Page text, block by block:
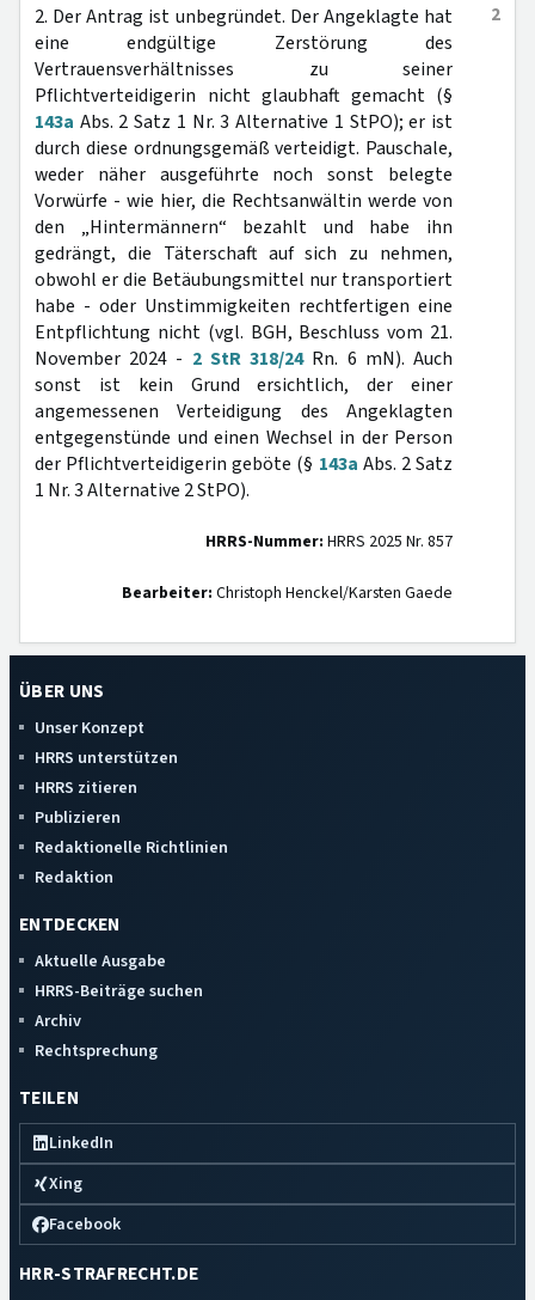
2
2. Der Antrag ist unbegründet. Der Angeklagte hat
eine endgültige Zerstörung des
Vertrauensverhältnisses zu seiner
Pflichtverteidigerin nicht glaubhaft gemacht (§
143a Abs. 2 Satz 1 Nr. 3 Alternative 1 StPO); er ist
durch diese ordnungsgemäß verteidigt. Pauschale,
weder näher ausgeführte noch sonst belegte
Vorwürfe - wie hier, die Rechtsanwältin werde von
den „Hintermännern“ bezahlt und habe ihn
gedrängt, die Täterschaft auf sich zu nehmen,
obwohl er die Betäubungsmittel nur transportiert
habe - oder Unstimmigkeiten rechtfertigen eine
Entpflichtung nicht (vgl. BGH, Beschluss vom 21.
November 2024 - 2 StR 318/24Rn. 6 mN). Auch
sonst ist kein Grund ersichtlich, der einer
angemessenen Verteidigung des Angeklagten
entgegenstünde und einen Wechsel in der Person
der Pflichtverteidigerin geböte (§ 143a Abs. 2 Satz
1 Nr. 3 Alternative 2 StPO).
HRRS-Nummer: HRRS 2025 Nr. 857
Bearbeiter: Christoph Henckel/Karsten Gaede
ÜBER UNS
Unser Konzept
HRRS unterstützen
HRRS zitieren
Publizieren
Redaktionelle Richtlinien
Redaktion
ENTDECKEN
Aktuelle Ausgabe
HRRS-Beiträge suchen
Archiv
Rechtsprechung
TEILEN
LinkedIn
Xing
Facebook
HRR-STRAFRECHT.DE